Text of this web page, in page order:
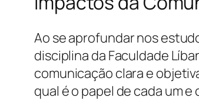
Ao se aprofundar nos
disciplina da Faculdade
comunicação clara e
qual é o papel de cada um